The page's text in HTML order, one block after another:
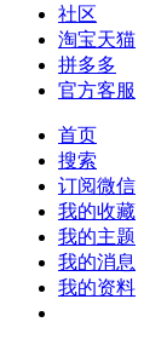
社区
淘宝天猫
拼多多
官方客服
首页
搜索
订阅微信
我的收藏
我的主题
我的消息
我的资料